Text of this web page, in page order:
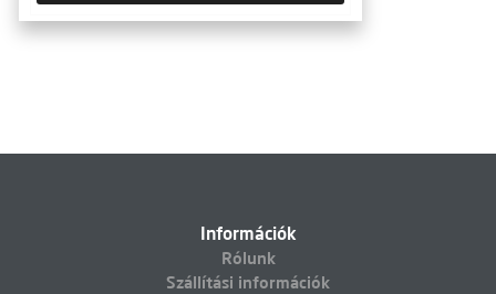
Információk
Rólunk
Szállítási információk